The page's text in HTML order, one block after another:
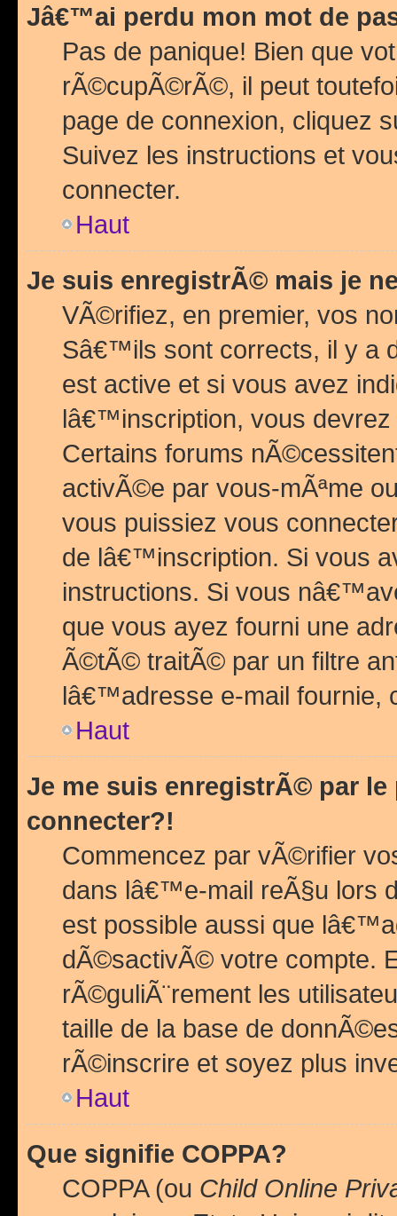
Jâ€™ai perdu mon mot de
Pas de panique! Bien que
rÃ©cupÃ©rÃ©, il peut
page de connexion, cliquez
Suivez les instructions et
connecter.
Haut
Je suis enregistrÃ© mais je
VÃ©rifiez, en premier, vos
Sâ€™ils sont corrects, il y a
est active et si vous avez
lâ€™inscription, vous
Certains forums
activÃ©e par vous-mÃªme
vous puissiez vous
de lâ€™inscription. Si vous
instructions. Si vous
que vous ayez fourni une
Ã©tÃ© traitÃ© par un filtre
lâ€™adresse e-mail fournie,
Haut
Je me suis enregistrÃ© par
connecter?!
Commencez par vÃ©rifier
dans lâ€™e-mail reÃ§u lors
est possible aussi que
dÃ©sactivÃ© votre compte.
rÃ©guliÃ¨rement les
taille de la base de
rÃ©inscrire et soyez plus
Haut
Que signifie COPPA?
COPPA (ou Child Online